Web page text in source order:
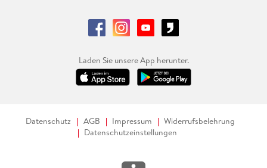
Laden Sie unsere App herunter.
Datenschutz AGB Impressum
Widerrufsbelehrung
Datenschutzeinstellungen